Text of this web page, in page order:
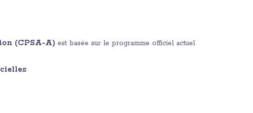
(CPSA-A) est basée sur le programme officiel actuel